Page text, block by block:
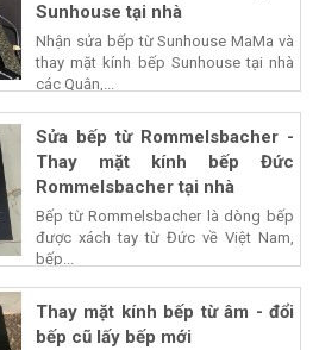
Sunhouse tại nhà
Nhận sửa bếp từ Sunhouse MaMa và
thay mặt kính bếp Sunhouse tại nhà
các Quận,...
Sửa bếp từ Rommelsbacher -
Thay mặt kính bếp Đức
Rommelsbacher tại nhà
Bếp từ Rommelsbacher là dòng bếp
được xách tay từ Đức về Việt Nam,
bếp...
Thay mặt kính bếp từ âm - đổi
bếp cũ lấy bếp mới